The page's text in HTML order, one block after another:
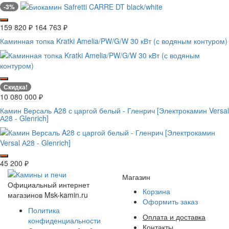
-3%
159 820 ₽ 164 763 ₽
Каминная топка Kratki Amelia/PW/G/W 30 кВт (с водяным контуром)
Скидка!
10 080 000 ₽
Камин Версаль A28 с царгой белый - Гленрич [Электрокамин Versal
А28 - Glenrich]
45 200 ₽
Официальный интернет
магазинов Msk-kamin.ru
Политика
конфиденциальности
Магазин
Корзина
Оформить заказ
Оплата и доставка